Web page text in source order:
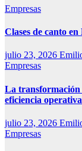
Empresas
Clases de canto
julio 23, 2026
Empresas
La transformación
eficiencia
julio 23, 2026
Empresas